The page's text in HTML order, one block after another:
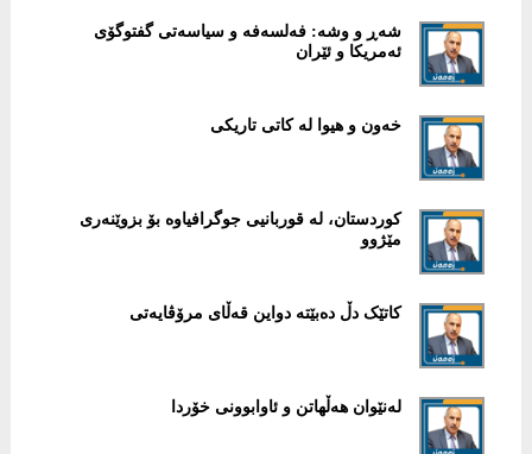
شەڕ و وشە: فەلسەفە و سیاسەتی گفتوگۆی
ئەمریکا و ئێران
خەون و هیوا لە کاتی تاریکی
کوردستان، لە قوربانیی جوگرافیاوە بۆ بزوێنەری
مێژوو
کاتێک دڵ دەبێتە دواین قەڵای مرۆڤایەتی
لەنێوان هەڵهاتن و ئاوابوونی خۆردا